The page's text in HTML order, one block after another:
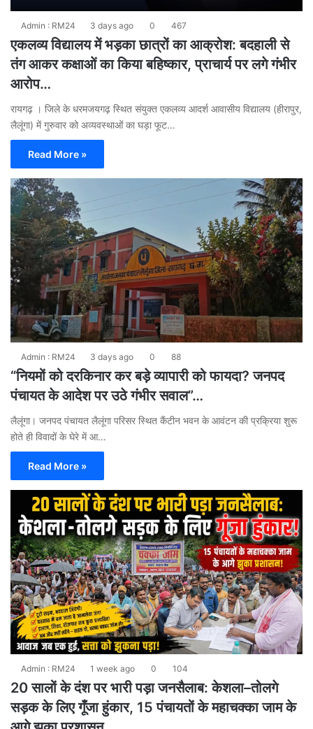
Admin : RM24 3 days ago 0 467
एकलव्य विद्यालय में भड़का छात्रों का आक्रोश: बदहाली से
तंग आकर कक्षाओं का किया बहिष्कार, प्राचार्य पर लगे गंभीर
आरोप…
रायगढ़ । जिले के धरमजयगढ़ स्थित संयुक्त एकलव्य आदर्श आवासीय विद्यालय (हीरापुर,
लैलूंगा) में गुरुवार को अव्यवस्थाओं का घड़ा फूट…
Read More »
Admin : RM24 3 days ago 0 88
“नियमों को दरकिनार कर बड़े व्यापारी को फायदा? जनपद
पंचायत के आदेश पर उठे गंभीर सवाल”…
लैलूंगा। जनपद पंचायत लैलूंगा परिसर स्थित कैंटीन भवन के आवंटन की प्रक्रिया शुरू
होते ही विवादों के घेरे में आ…
Read More »
Admin : RM24 1 week ago 0 104
20 सालों के दंश पर भारी पड़ा जनसैलाब: केशला–तोलगे
सड़क के लिए गूँजा हुंकार, 15 पंचायतों के महाचक्का जाम के